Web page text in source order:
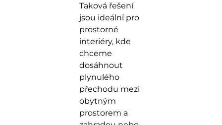
Taková řešení
jsou ideální pro
prostorné
interiéry, kde
chceme
dosáhnout
plynulého
přechodu mezi
obytným
prostorem a